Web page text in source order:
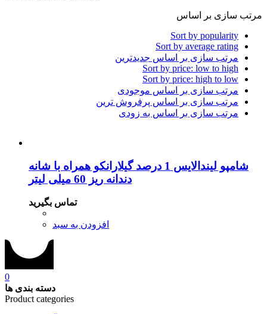
مرتب سازی بر اساس
Sort by popularity
Sort by average rating
مرتب سازی بر اساس جدیدترین
Sort by price: low to high
Sort by price: high to low
مرتب سازی بر اساس موجودی
مرتب سازی بر اساس پرفروش ترین
مرتب سازی بر اساس به زودی
شامپو لیندالایس 1 درصد گیلارانکو همراه با شانه
دندانه ریز 60 میلی لیتر
تماس بگیرید
افزودن به سبد
0
دسته بندی ها
Product categories